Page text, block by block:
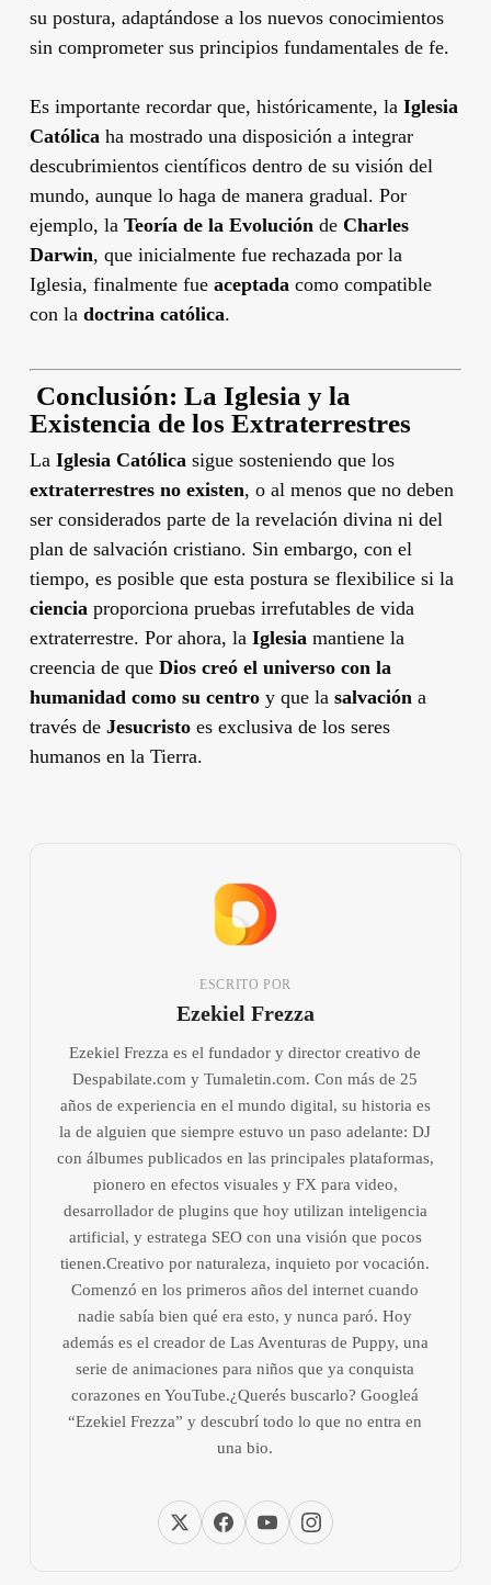
su postura, adaptándose a los nuevos conocimientos
sin comprometer sus principios fundamentales de fe.
Es importante recordar que, históricamente, la Iglesia
Católica ha mostrado una disposición a integrar
descubrimientos científicos dentro de su visión del
mundo, aunque lo haga de manera gradual. Por
ejemplo, la Teoría de la Evolución de Charles
Darwin, que inicialmente fue rechazada por la
Iglesia, finalmente fue aceptada como compatible
con la doctrina católica.
Conclusión: La Iglesia y la
Existencia de los Extraterrestres
La Iglesia Católica sigue sosteniendo que los
extraterrestres no existen, o al menos que no deben
ser considerados parte de la revelación divina ni del
plan de salvación cristiano. Sin embargo, con el
tiempo, es posible que esta postura se flexibilice si la
ciencia proporciona pruebas irrefutables de vida
extraterrestre. Por ahora, la Iglesia mantiene la
creencia de que Dios creó el universo con la
humanidad como su centroy que la salvación a
través de Jesucristoes exclusiva de los seres
humanos en la Tierra.
ESCRITO POR
Ezekiel Frezza
Ezekiel Frezza es el fundador y director creativo de
Despabilate.com y Tumaletin.com. Con más de 25
años de experiencia en el mundo digital, su historia es
la de alguien que siempre estuvo un paso adelante: DJ
con álbumes publicados en las principales plataformas,
pionero en efectos visuales y FX para video,
desarrollador de plugins que hoy utilizan inteligencia
artificial, y estratega SEO con una visión que pocos
tienen.Creativo por naturaleza, inquieto por vocación.
Comenzó en los primeros años del internet cuando
nadie sabía bien qué era esto, y nunca paró. Hoy
además es el creador de Las Aventuras de Puppy, una
serie de animaciones para niños que ya conquista
corazones en YouTube.¿Querés buscarlo? Googleá
“Ezekiel Frezza” y descubrí todo lo que no entra en
una bio.